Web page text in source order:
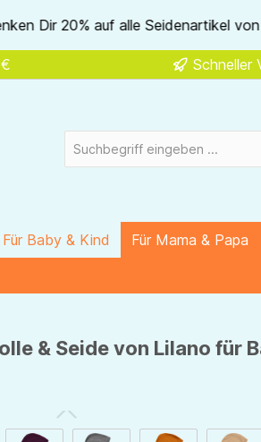
von Akena - - ❤ - - 20%
Schneller
Für Baby & Kind Für Mama & Papa
& Seide von Lilano für